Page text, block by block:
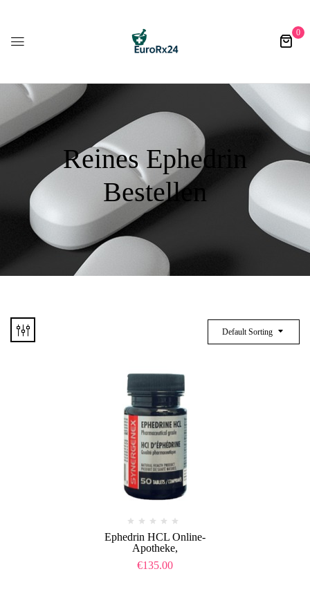
0
Reines Ephedrin
Bestellen
Default Sorting
Ephedrin HCL Online-
Apotheke,
€135.00